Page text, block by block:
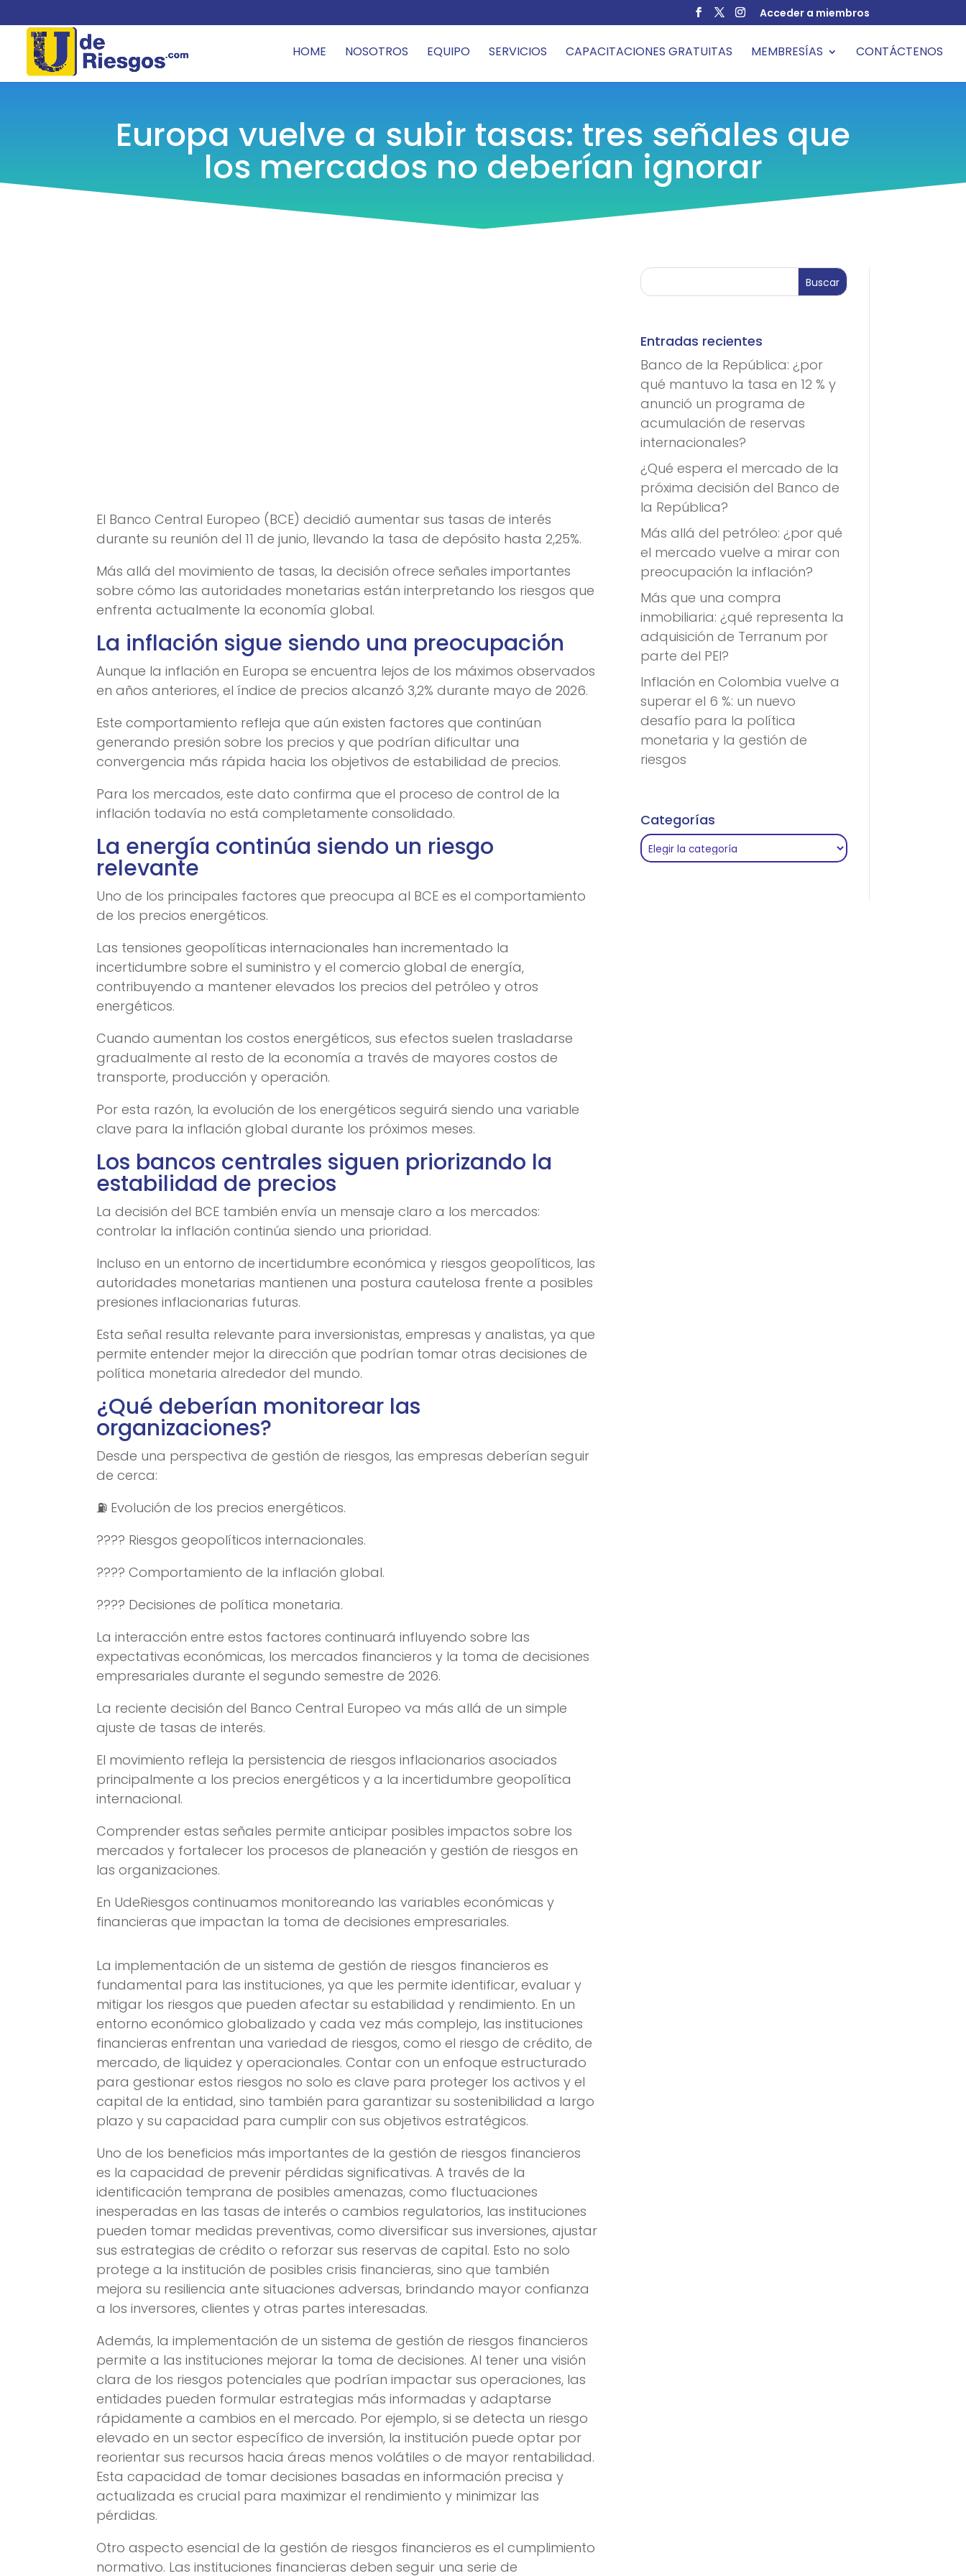
Acceder a miembros
HOME NOSOTROS EQUIPO SERVICIOS CAPACITACIONES GRATUITAS MEMBRESÍAS CONTÁCTENOS
Europa vuelve a subir tasas: tres señales que
los mercados no deberían ignorar
El Banco Central Europeo (BCE) decidió aumentar sus tasas de interés
durante su reunión del 11 de junio, llevando la tasa de depósito hasta 2,25%.
Más allá del movimiento de tasas, la decisión ofrece señales importantes
sobre cómo las autoridades monetarias están interpretando los riesgos que
enfrenta actualmente la economía global.
La inflación sigue siendo una preocupación
Aunque la inflación en Europa se encuentra lejos de los máximos observados
en años anteriores, el índice de precios alcanzó 3,2% durante mayo de 2026.
Este comportamiento refleja que aún existen factores que continúan
generando presión sobre los precios y que podrían dificultar una
convergencia más rápida hacia los objetivos de estabilidad de precios.
Para los mercados, este dato confirma que el proceso de control de la
inflación todavía no está completamente consolidado.
La energía continúa siendo un riesgo
relevante
Uno de los principales factores que preocupa al BCE es el comportamiento
de los precios energéticos.
Las tensiones geopolíticas internacionales han incrementado la
incertidumbre sobre el suministro y el comercio global de energía,
contribuyendo a mantener elevados los precios del petróleo y otros
energéticos.
Cuando aumentan los costos energéticos, sus efectos suelen trasladarse
gradualmente al resto de la economía a través de mayores costos de
transporte, producción y operación.
Por esta razón, la evolución de los energéticos seguirá siendo una variable
clave para la inflación global durante los próximos meses.
Los bancos centrales siguen priorizando la
estabilidad de precios
La decisión del BCE también envía un mensaje claro a los mercados:
controlar la inflación continúa siendo una prioridad.
Incluso en un entorno de incertidumbre económica y riesgos geopolíticos, las
autoridades monetarias mantienen una postura cautelosa frente a posibles
presiones inflacionarias futuras.
Esta señal resulta relevante para inversionistas, empresas y analistas, ya que
permite entender mejor la dirección que podrían tomar otras decisiones de
política monetaria alrededor del mundo.
¿Qué deberían monitorear las
organizaciones?
Desde una perspectiva de gestión de riesgos, las empresas deberían seguir
de cerca:
⛽ Evolución de los precios energéticos.
???? Riesgos geopolíticos internacionales.
???? Comportamiento de la inflación global.
???? Decisiones de política monetaria.
La interacción entre estos factores continuará influyendo sobre las
expectativas económicas, los mercados financieros y la toma de decisiones
empresariales durante el segundo semestre de 2026.
La reciente decisión del Banco Central Europeo va más allá de un simple
ajuste de tasas de interés.
El movimiento refleja la persistencia de riesgos inflacionarios asociados
principalmente a los precios energéticos y a la incertidumbre geopolítica
internacional.
Comprender estas señales permite anticipar posibles impactos sobre los
mercados y fortalecer los procesos de planeación y gestión de riesgos en
las organizaciones.
En UdeRiesgos continuamos monitoreando las variables económicas y
financieras que impactan la toma de decisiones empresariales.
La implementación de un sistema de gestión de riesgos financieros es
fundamental para las instituciones, ya que les permite identificar, evaluar y
mitigar los riesgos que pueden afectar su estabilidad y rendimiento. En un
entorno económico globalizado y cada vez más complejo, las instituciones
financieras enfrentan una variedad de riesgos, como el riesgo de crédito, de
mercado, de liquidez y operacionales. Contar con un enfoque estructurado
para gestionar estos riesgos no solo es clave para proteger los activos y el
capital de la entidad, sino también para garantizar su sostenibilidad a largo
plazo y su capacidad para cumplir con sus objetivos estratégicos.
Uno de los beneficios más importantes de la gestión de riesgos financieros
es la capacidad de prevenir pérdidas significativas. A través de la
identificación temprana de posibles amenazas, como fluctuaciones
inesperadas en las tasas de interés o cambios regulatorios, las instituciones
pueden tomar medidas preventivas, como diversificar sus inversiones, ajustar
sus estrategias de crédito o reforzar sus reservas de capital. Esto no solo
protege a la institución de posibles crisis financieras, sino que también
mejora su resiliencia ante situaciones adversas, brindando mayor confianza
a los inversores, clientes y otras partes interesadas.
Además, la implementación de un sistema de gestión de riesgos financieros
permite a las instituciones mejorar la toma de decisiones. Al tener una visión
clara de los riesgos potenciales que podrían impactar sus operaciones, las
entidades pueden formular estrategias más informadas y adaptarse
rápidamente a cambios en el mercado. Por ejemplo, si se detecta un riesgo
elevado en un sector específico de inversión, la institución puede optar por
reorientar sus recursos hacia áreas menos volátiles o de mayor rentabilidad.
Esta capacidad de tomar decisiones basadas en información precisa y
actualizada es crucial para maximizar el rendimiento y minimizar las
pérdidas.
Otro aspecto esencial de la gestión de riesgos financieros es el cumplimiento
normativo. Las instituciones financieras deben seguir una serie de
Entradas recientes
Banco de la República: ¿por
qué mantuvo la tasa en 12 % y
anunció un programa de
acumulación de reservas
internacionales?
¿Qué espera el mercado de la
próxima decisión del Banco de
la República?
Más allá del petróleo: ¿por qué
el mercado vuelve a mirar con
preocupación la inflación?
Más que una compra
inmobiliaria: ¿qué representa la
adquisición de Terranum por
parte del PEI?
Inflación en Colombia vuelve a
superar el 6 %: un nuevo
desafío para la política
monetaria y la gestión de
riesgos
Categorías
Categorías